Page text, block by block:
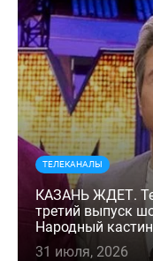
ТЕЛЕКАНАЛЫ
КАЗАНЬ ЖДЕТ.
третий выпуск
Народный
31 июля, 2026